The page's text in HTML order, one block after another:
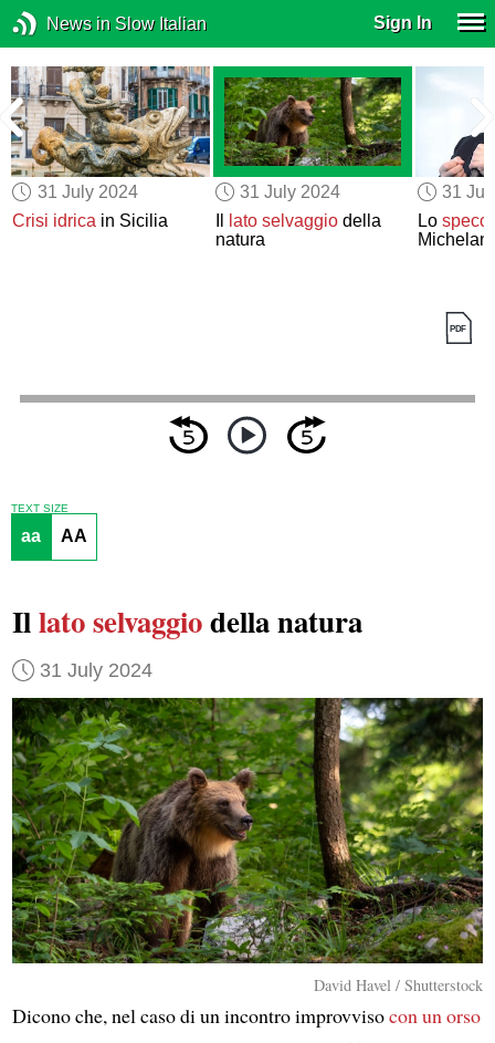
News in Slow Italian Sign In
31 July 2024
Crisi idrica in Sicilia
31 July 2024
lato selvaggiodella
natura
31
Lo
TEXT SIZE
aa AA
Illato selvaggiodella natura
31 July 2024
David Havel / Shutterstock
Dicono che, nel caso di un incontro improvvisocon un orso